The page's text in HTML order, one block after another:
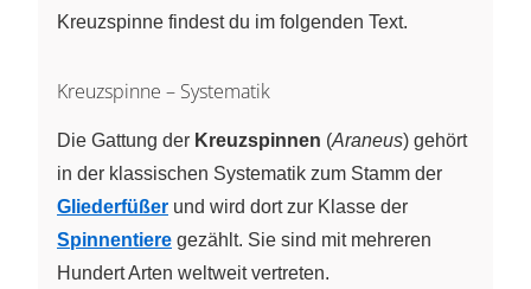
Kreuzspinne findest du im folgenden Text.
Kreuzspinne – Systematik
Die Gattung der Kreuzspinnen (Araneus) gehört
in der klassischen Systematik zum Stamm der
Gliederfüßer und wird dort zur Klasse der
Spinnentiere gezählt. Sie sind mit mehreren
Hundert Arten weltweit vertreten.